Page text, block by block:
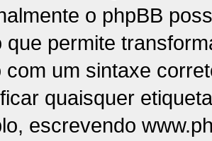
o phpBB
que permite
com um sintaxe
quaisquer
escrevendo